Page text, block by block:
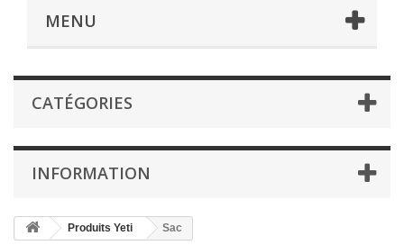
MENU
CATÉGORIES
INFORMATION
Produits Yeti Sac